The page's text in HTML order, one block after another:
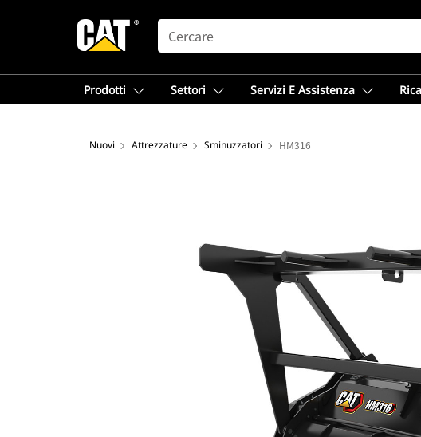
SEARCH
Prodotti Settori Servizi E Assistenza
Nuovi Attrezzature Sminuzzatori HM316